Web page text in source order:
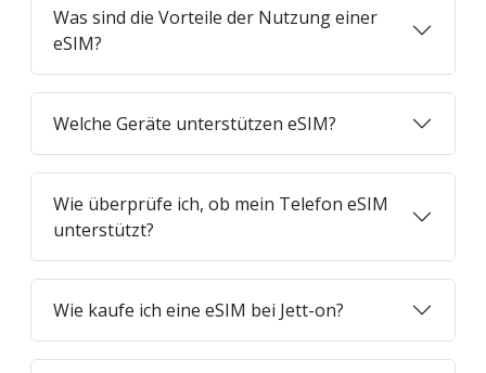
Was sind die Vorteile der Nutzung einer
eSIM?
Welche Geräte unterstützen eSIM?
Wie überprüfe ich, ob mein Telefon eSIM
unterstützt?
Wie kaufe ich eine eSIM bei Jett-on?